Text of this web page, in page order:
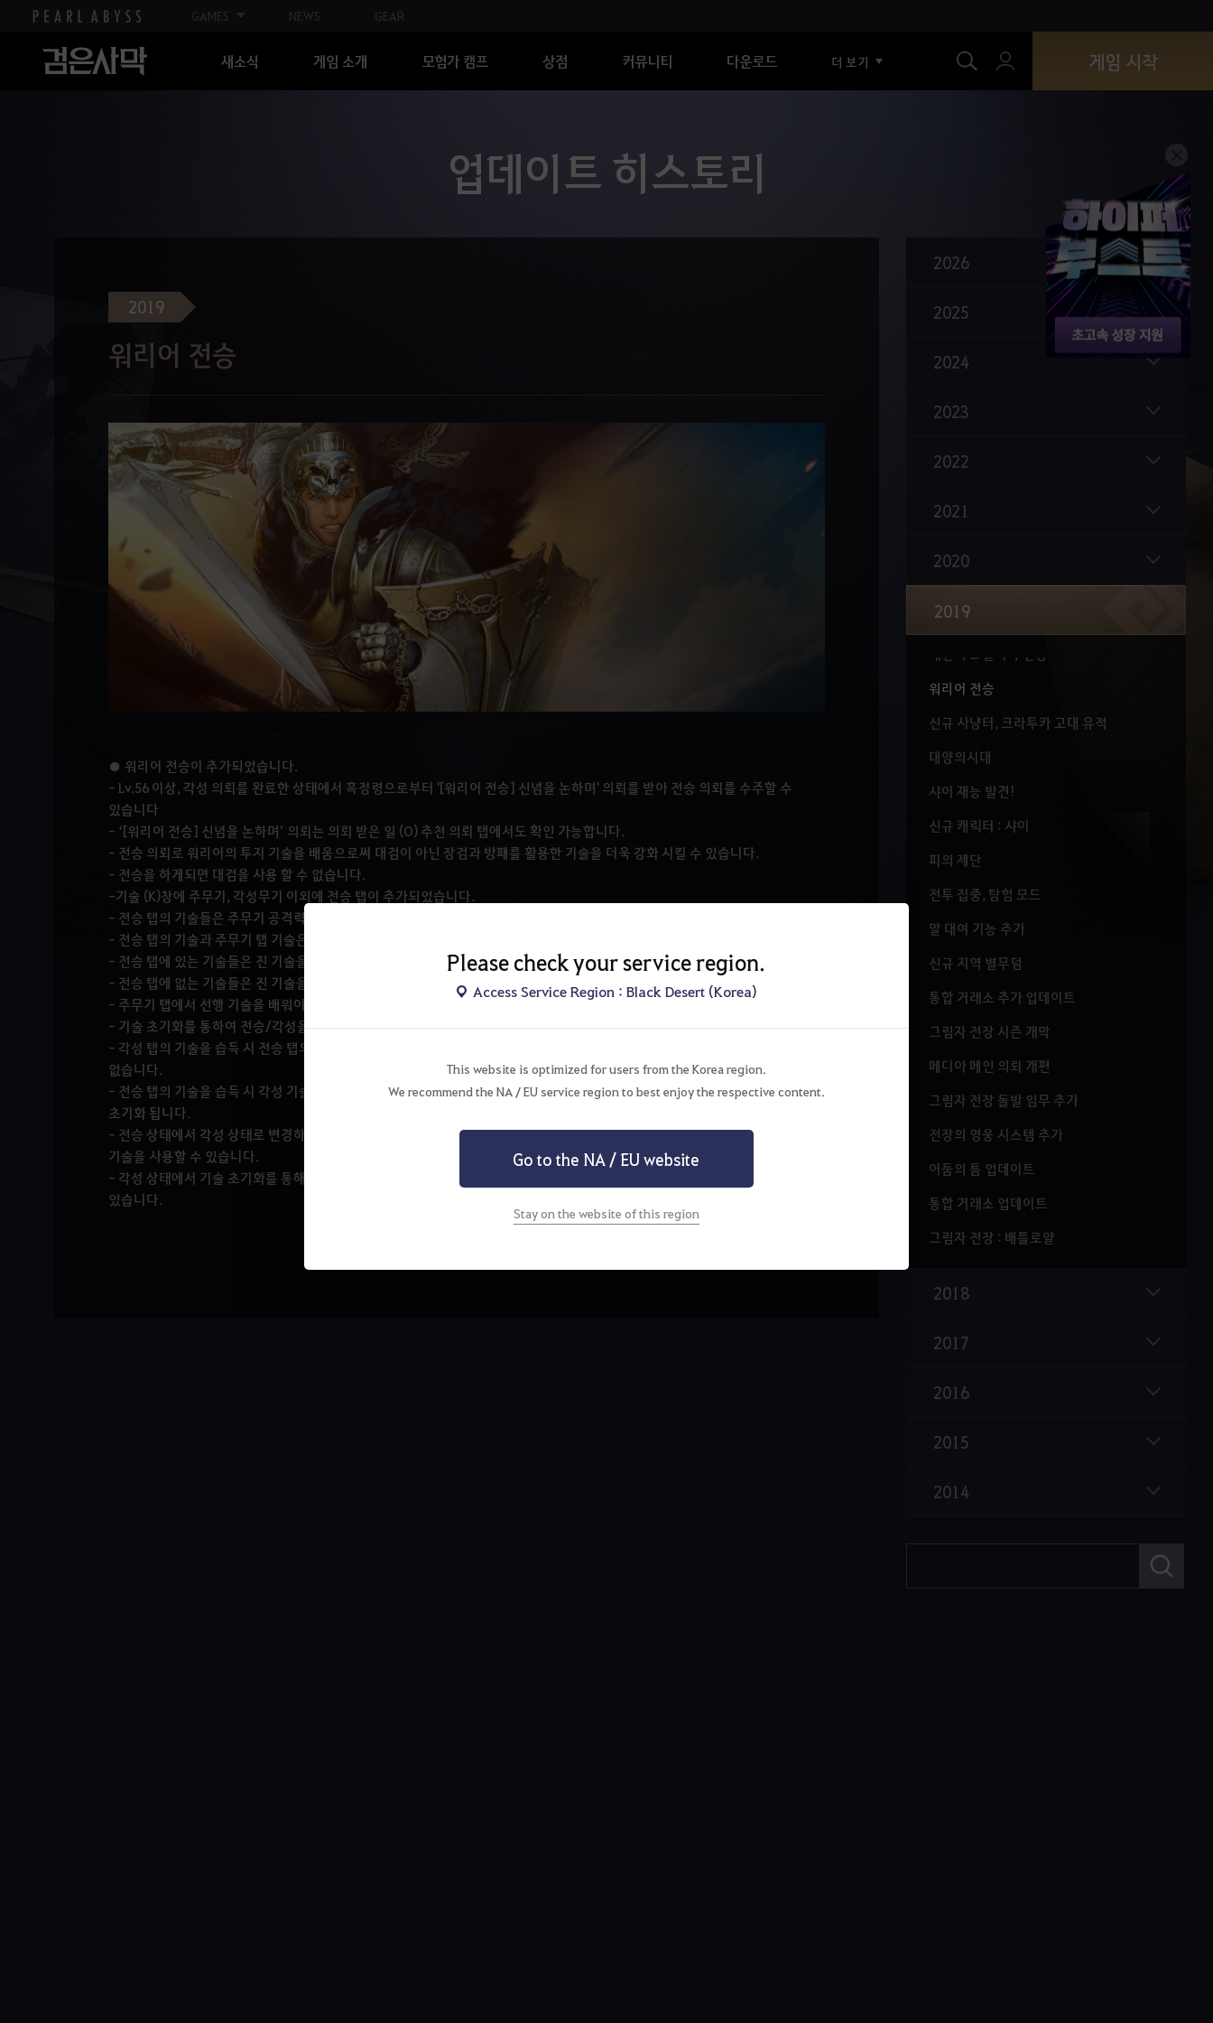
GAMES NEWS GEAR
Please check your service region.
Access Service Region : Black Desert (Korea)
This website is optimized for users from the Korea region.
We recommend the NA / EU service region to best enjoy the respective content.
Go to the NA / EU website
Stay on the website of this region
새소식 게임 소개 모험가 캠프 상점 커뮤니티 다운로드 더 보기 게임 시작
업데이트 히스토리
2019
워리어 전승
● 워리어 전승이 추가되었습니다.
- Lv.56 이상, 각성 의뢰를 완료한 상태에서 흑정령으로부터 '[워리어 전승] 신념을 논하며' 의뢰를 받아 전승 의뢰를 수주할 수
있습니다
- ‘[워리어 전승] 신념을 논하며’ 의뢰는 의뢰 받은 일 (O) 추천 의뢰 탭에서도 확인 가능합니다.
- 전승 의뢰로 워리어의 투지 기술을 배움으로써 대검이 아닌 장검과 방패를 활용한 기술을 더욱 강화 시킬 수 있습니다.
- 전승을 하게되면 대검을 사용 할 수 없습니다.
-기술 (K)창에 주무기, 각성무기 이외에 전승 탭이 추가되었습니다.
- 전승 탭의 기술들은 주무기 공격력과 각성 무기 공격력에 영향을 받습니다.
- 전승 탭의 기술과 주무기 탭 기술은 동시에 사용 할 수 있습니다.
- 전승 탭에 있는 기술들은 진 기술을 배울 수 없습니다.
- 전승 탭에 없는 기술들은 진 기술을 사용 할 수 있습니다.
- 주무기 탭에서 선행 기술을 배워야 전승 탭의 기술을 배울 수 있습니다.
- 기술 초기화를 통하여 전승/각성을 선택 할 수 있습니다.
- 각성 탭의 기술을 습득 시 전승 탭의 기술을 배울 수 없으며, 마찬가지로 전승 탭의 기술을 습득 시 각성 탭의 기술을 배울 수
없습니다.
- 전승 탭의 기술을 습득 시 각성 기술의 기술 특화가 초기화 됩니다. 마찬가지로 각성 탭의 기술을 습득 시 전승 기술의 기술 특화가
초기화 됩니다.
- 전승 상태에서 각성 상태로 변경하기 위해서는 기술 초기화를 해야합니다. 기술 초기화 이후 다시 각성 기술을 습득하면 각성
기술을 사용할 수 있습니다.
- 각성 상태에서 기술 초기화를 통해 각성 기술을 배우지 않은 상태가 되면, 다시 전승 기술인 워리어의 투지 기술을 습득할 수
있습니다.
2026
2025
2024
2023
2022
2021
2020
2019
자이언트 전승
쿠노이치 전승
소서러&다크나이트 전승
금수랑 전승
무사&매화 전승
레인저 & 발키리 전승
워리어 전승
신규 사냥터, 크라투카 고대 유적
대양의시대
샤이 재능 발견!
신규 캐릭터 : 샤이
피의 제단
전투 집중, 탐험 모드
말 대여 기능 추가
신규 지역 별무덤
통합 거래소 추가 업데이트
그림자 전장 시즌 개막
메디아 메인 의뢰 개편
그림자 전장 돌발 임무 추가
전장의 영웅 시스템 추가
어둠의 틈 업데이트
통합 거래소 업데이트
그림자 전장 : 배틀로얄
2018
2017
2016
2015
2014